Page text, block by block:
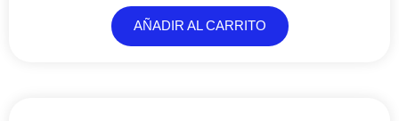
AÑADIR AL CARRITO